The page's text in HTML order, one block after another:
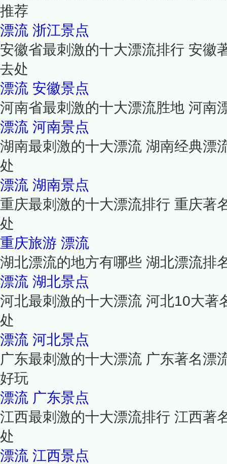
推荐
漂流 浙江景点
安徽省最刺激的十大漂流排行 安徽
去处
漂流 安徽景点
河南省最刺激的十大漂流胜地 河南
漂流 河南景点
湖南最刺激的十大漂流 湖南经典漂
处
漂流 湖南景点
重庆最刺激的十大漂流排行 重庆著
处
重庆旅游 漂流
湖北漂流的地方有哪些 湖北漂流排
漂流 湖北景点
河北最刺激的十大漂流 河北10大著
处
漂流 河北景点
广东最刺激的十大漂流 广东著名漂
好玩
漂流 广东景点
江西最刺激的十大漂流排行 江西著
处
漂流 江西景点